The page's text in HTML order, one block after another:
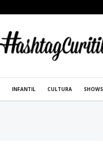
INFANTIL CULTURA SHOWS